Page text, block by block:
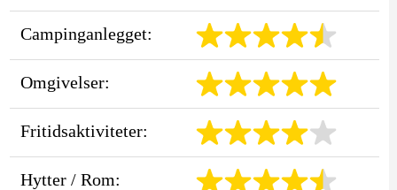
Campinganlegget:
Omgivelser:
Fritidsaktiviteter:
Hytter / Rom: